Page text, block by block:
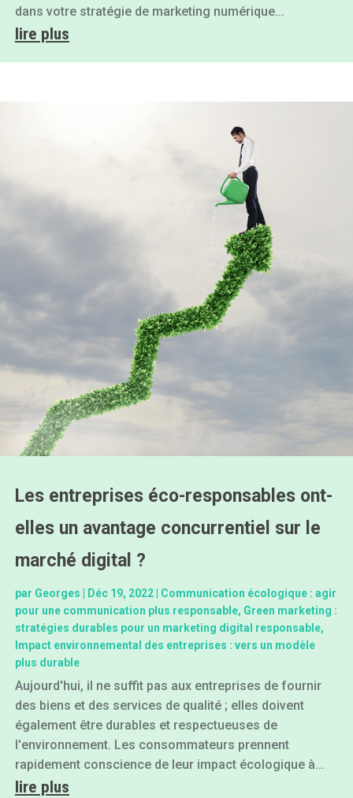
dans votre stratégie de marketing numérique...
lire plus
Les entreprises éco-responsables ont-
elles un avantage concurrentiel sur le
marché digital ?
par Georges Déc 19, 2022
Communication écologique : agir
pour une communication plus responsable, Green marketing :
stratégies durables pour un marketing digital responsable,
Impact environnemental des entreprises : vers un modèle
plus durable
Aujourd'hui, il ne suffit pas aux entreprises de fournir
des biens et des services de qualité ; elles doivent
également être durables et respectueuses de
l'environnement. Les consommateurs prennent
rapidement conscience de leur impact écologique à...
lire plus